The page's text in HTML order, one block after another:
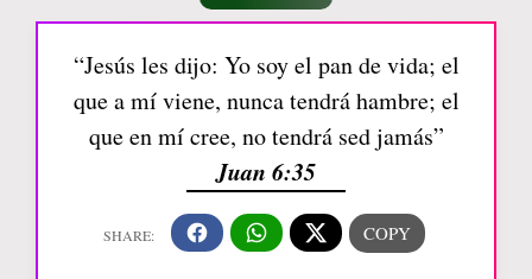
“Jesús les dijo: Yo soy el pan de vida; el
que a mí viene, nunca tendrá hambre; el
que en mí cree, no tendrá sed jamás”
Juan 6:35